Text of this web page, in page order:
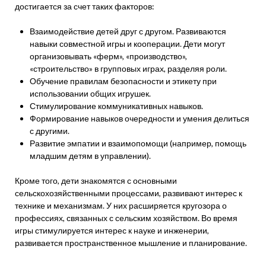
достигается за счет таких факторов:
Взаимодействие детей друг с другом. Развиваются
навыки совместной игры и кооперации. Дети могут
организовывать «ферм», «производство»,
«строительство» в групповых играх, разделяя роли.
Обучение правилам безопасности и этикету при
использовании общих игрушек.
Стимулирование коммуникативных навыков.
Формирование навыков очередности и умения делиться
с другими.
Развитие эмпатии и взаимопомощи (например, помощь
младшим детям в управлении).
Кроме того, дети знакомятся с основными
сельскохозяйственными процессами, развивают интерес к
технике и механизмам. У них расширяется кругозора о
профессиях, связанных с сельским хозяйством. Во время
игры стимулируется интерес к науке и инженерии,
развивается пространственное мышление и планирование.